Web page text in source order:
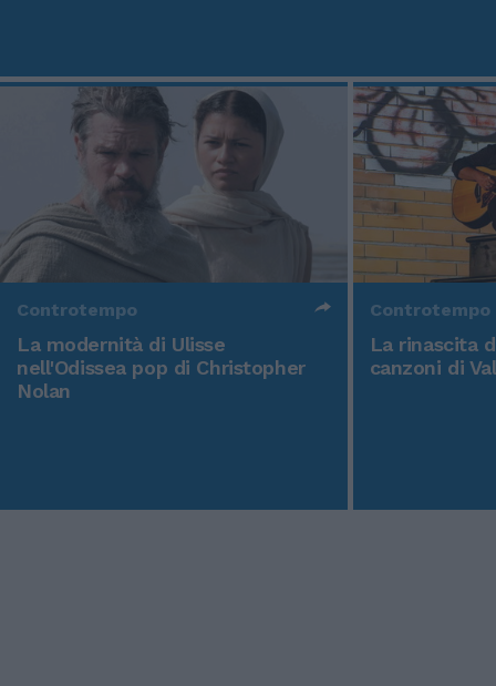
Controtempo
La modernità di Ulisse
nell'Odissea pop di Christopher
Nolan
Controtempo
La rinascita
canzoni di